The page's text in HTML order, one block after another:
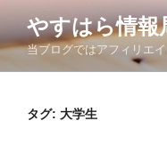
テ
ン
やすはら情報
当ブログではアフィリエ
タグ: 大学生